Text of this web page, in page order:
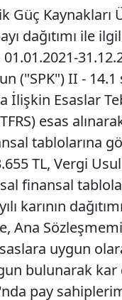
Güç
dağıtımı ile
("SPK") II - 14.1
İlişkin Esaslar
esas
tablolarına
TL, Vergi
finansal
karının
Ana
uygun
bulunarak
pay